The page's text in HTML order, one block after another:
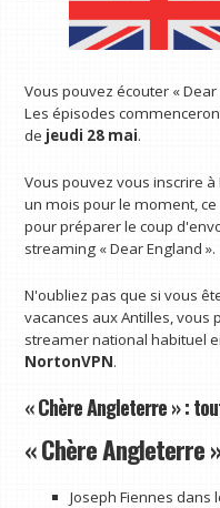
Vous pouvez écouter « Dear
Les épisodes
de jeudi 28 mai.
Vous pouvez vous inscrire
un mois pour le moment,
pour préparer le coup
streaming « Dear England ».
N'oubliez pas que si vous
vacances aux Antilles,
streamer national habituel
NortonVPN.
« Chère Angleterre » :
« Chère Angleterre
Joseph Fiennes dans